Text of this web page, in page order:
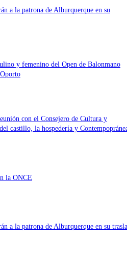
a la patrona de Alburquerque en su
y femenino del Open de Balonmano
con el Consejero de Cultura y
castillo, la hospedería y
la ONCE
a la patrona de Alburquerque en su